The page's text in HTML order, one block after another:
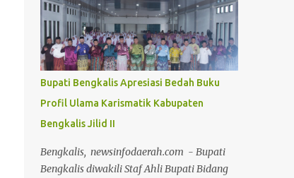
Rokan Hilir, H. Bistamam, dan didukung
penuh oleh Pemerintah Kabupaten Rokan
Hilir. Agenda tersebut menjadi upaya nyata
pemerintah untuk terus mendorong budaya
hidup sehat sekaligus menghidupkan ruang
publik yang positif bagi warga. Sejak pagi,
warga dari berbagai kalangan usia
memanfaatkan momen bebas kendaraan
senam bersama, joging, hingga bersepeda.
Bupati Bengkalis Apresiasi Bedah Buku
Profil Ulama Karismatik Kabupaten
Bengkalis Jilid II
Bengkalis, newsinfodaerah.com - Bupati
Bengkalis diwakili Staf Ahli Bupati Bidang